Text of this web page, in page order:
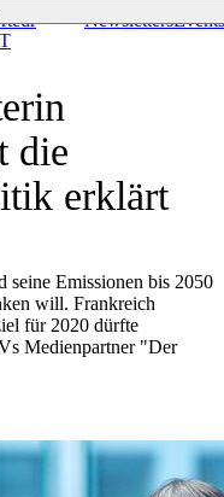
NewslettersEvents
die
erklärt
seine Emissionen bis 2050
will. Frankreich
für 2020 dürfte
Medienpartner "Der